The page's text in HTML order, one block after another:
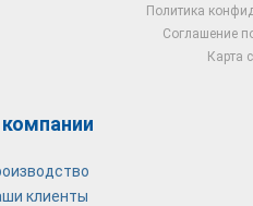
Политика
Соглашение
Карта
клиенты